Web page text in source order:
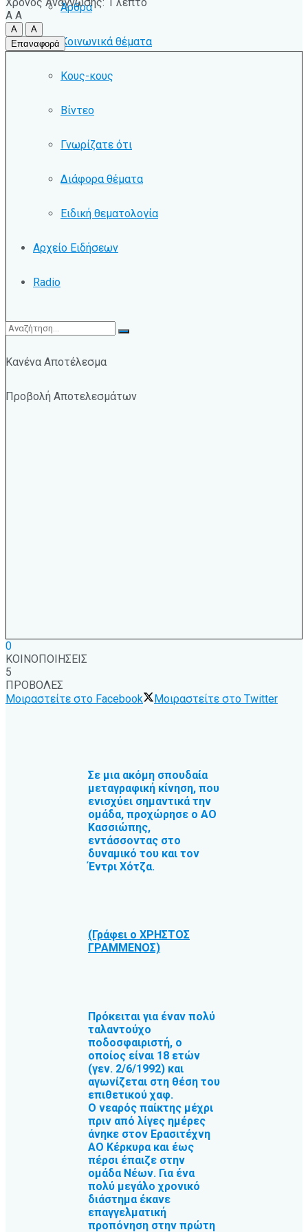
Άρθρα
Κοινωνικά θέματα
Κους-κους
Βίντεο
Γνωρίζατε ότι
Διάφορα θέματα
Ειδική θεματολογία
Αρχείο Ειδήσεων
Radio
Κανένα Αποτέλεσμα
Προβολή Αποτελεσμάτων
A A
A
A
Επαναφορά
0
ΚΟΙΝΟΠΟΙΗΣΕΙΣ
5
ΠΡΟΒΟΛΕΣ
Μοιραστείτε στο Facebook
Μοιραστείτε στο Twitter
Σε μια ακόμη σπουδαία
μεταγραφική κίνηση, που
ενισχύει σημαντικά την
ομάδα, προχώρησε ο ΑΟ
Κασσιώπης,
εντάσσοντας στο
δυναμικό του και τον
Έντρι Χότζα.
(Γράφει ο ΧΡΗΣΤΟΣ
ΓΡΑΜΜΕΝΟΣ)
Πρόκειται για έναν πολύ
ταλαντούχο
ποδοσφαιριστή, ο
οποίος είναι 18 ετών
(γεν. 2/6/1992) και
αγωνίζεται στη θέση του
επιθετικού χαφ.
Ο νεαρός παίκτης μέχρι
πριν από λίγες ημέρες
άνηκε στον Ερασιτέχνη
ΑΟ Κέρκυρα και έως
πέρσι έπαιζε στην
ομάδα Νέων. Για ένα
πολύ μεγάλο χρονικό
διάστημα έκανε
επαγγελματική
προπόνηση στην πρώτη